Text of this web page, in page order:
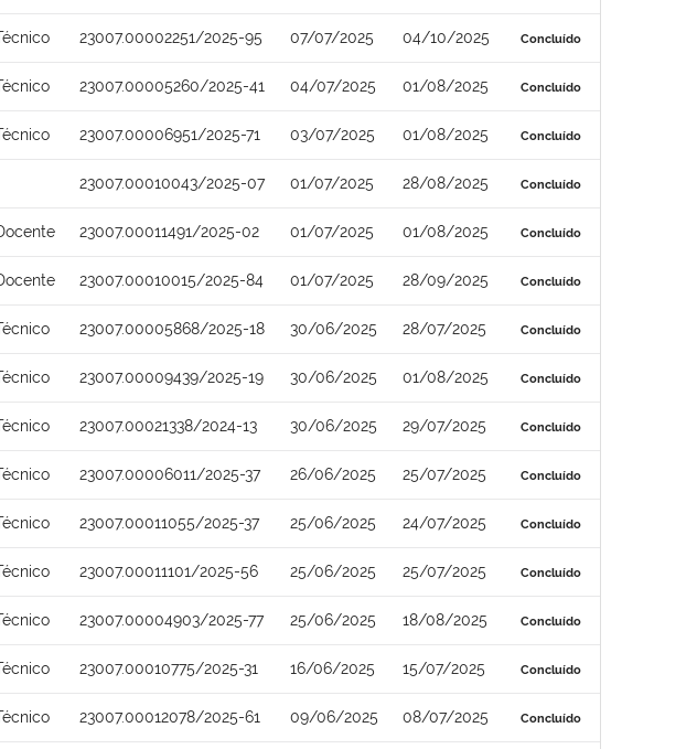
23007.00002251/2025-95 07/07/2025 04/10/2025 Concluído
23007.00005260/2025-41 04/07/2025 01/08/2025 Concluído
23007.00006951/2025-71 03/07/2025 01/08/2025 Concluído
23007.00010043/2025-07 01/07/2025 28/08/2025 Concluído
23007.00011491/2025-02 01/07/2025 01/08/2025 Concluído
23007.00010015/2025-84 01/07/2025 28/09/2025 Concluído
23007.00005868/2025-18 30/06/2025 28/07/2025 Concluído
23007.00009439/2025-19 30/06/2025 01/08/2025 Concluído
23007.00021338/2024-13 30/06/2025 29/07/2025 Concluído
23007.00006011/2025-37 26/06/2025 25/07/2025 Concluído
23007.00011055/2025-37 25/06/2025 24/07/2025 Concluído
23007.00011101/2025-56 25/06/2025 25/07/2025 Concluído
23007.00004903/2025-77 25/06/2025 18/08/2025 Concluído
23007.00010775/2025-31 16/06/2025 15/07/2025 Concluído
23007.00012078/2025-61 09/06/2025 08/07/2025 Concluído